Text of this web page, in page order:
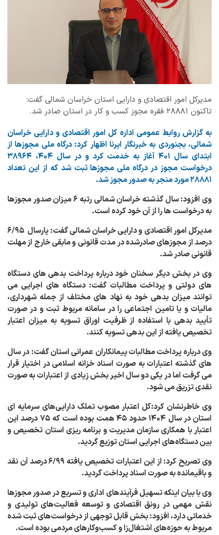
مدیرکل امور اقتصادی و دارایی استان خراسان شمالی گفت:
تاکنون ۲۸۸۸۱ فقره مجوز کسب و کار در استان صادر شد.
به گزارش روابط عمومی اداره کل امور اقتصادی و دارایی خراسان
شمالی، بجنوردی به خبرنگار ایرنا اظهار کرد: درگاه ملی مجوزها از
ابتدای سال ۴۰۱ آغاز به خدمت کرد و در سال ۴۰۴، ۳۸۹۶۴
درخواست مجوز در درگاه ملی مجوزها ثبت شد که از این تعداد
۲۸۸۸۱ مورد منجر به صدور مجوز شد
.
وی افزود: سال گذشته خراسان شمالی رتبه ۶ میزان صدور مجوزها
به درخواست ها را از آن خود کرده است.
مدیرکل امور اقتصادی و دارایی خراسان شمالی گفت: پارسال ۶/۹۵
درصد از مجوزهای صادرشده در مدت قانونی و مابقی خارج از مهلت
قانونی صادر شد.
وی در بخش دیگر سخنان خود درباره پرداخت بدهی های دستگاه
های دولتی و پرداخت مطالبات گفت: دستگاه های اجرایی می
توانند میزان بدهی خود به نهاد های مختلف از جمله شهرداری،
مالیات و یا تامین اجتماعی را در سامانه مربوط ثبت و در صورت
تأیید بدهی با استفاده از ظرفیت اوراق تسویه به میزان اعتبار
تخصیص یافته از این بدهی تسویه کنند.
وی درباره پرداخت مطالبات پیمانکاران عمرانی استان گفت: در سال
های گذشته اعتبارات به صورت اسناد خزانه اسلامی در اختیار قرار
می گرفت اما در یکی دو سال اخیر بخش زیادی از اعتبارات به صورت
نقدی تزریق می شود.
وی خاطرنشان کرد:کل اعتبار مصوب تملک دارایی‌های سرمایه ای
استان در سال ۱۴۰۴ حدود ۴۵ همت بوده است که ۷۵ درصد این
اعتبار با همکاری سازمان مدیریت و برنامه ریزی استان تخصیص و
بین دستگاه‌های اجرایی استان توزیع گردید.
وی تصریح کرد: از این اعتبارات تخصیص یافته ۶/۹۹ درصد آن نقد
و باقیمانده به صورت اسناد پرداخت گردید.
وی با بیان اینکه تسهیل فرآیندهای اداری و تسریع در صدور مجوزها
نقش مهمی در رونق اقتصادی و توسعه فعالیت‌های تولیدی و
خدماتی دارد، افزود: بخش قابل توجهی از درخواست‌های ثبت شده
مربوط به حوزه‌های اشتغال‌زا و کسب‌وکارهای مردمی بوده است.